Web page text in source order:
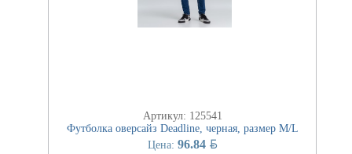
Артикул: 125541
Футболка оверсайз Deadline, черная, размер M/L
Цена: 96.84 BYN